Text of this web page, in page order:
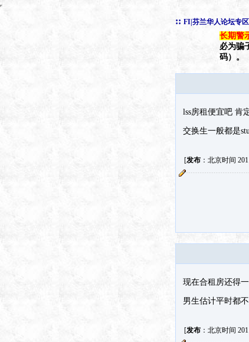
:: FI|芬兰华人论坛专
长期警
必为骗
码）。
lss房租便宜吧 肯
交换生一般都是
[发布：北京时间
现在合租房还得
男生估计平时都
[发布：北京时间